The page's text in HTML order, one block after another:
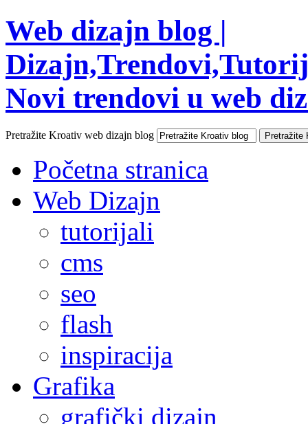
Web dizajn blog |
Novi trendovi u web
Pretražite Kroativ web dizajn blog
Početna stranica
Web Dizajn
tutorijali
cms
seo
flash
inspiracija
Grafika
grafički dizajn